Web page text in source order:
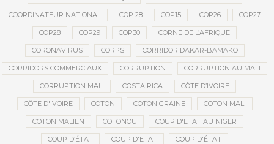
COORDINATEUR NATIONAL COP 28 COP15 COP26 COP27
COP28 COP29 COP30 CORNE DE L’AFRIQUE
CORONAVIRUS CORPS CORRIDOR DAKAR-BAMAKO
CORRIDORS COMMERCIAUX CORRUPTION CORRUPTION AU MALI
CORRUPTION MALI COSTA RICA CÔTE D’IVOIRE
CÔTE D'IVOIRE COTON COTON GRAINE COTON MALI
COTON MALIEN COTONOU COUP D'ETAT AU NIGER
COUP D’ÉTAT COUP D'ETAT COUP D'ÉTAT